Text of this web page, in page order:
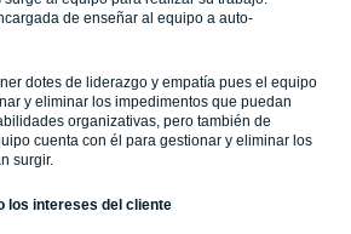
de enseñar al equipo a auto-
dotes de liderazgo y empatía pues el equipo
y eliminar los impedimentos que puedan
organizativas, pero también de
cuenta con él para gestionar y eliminar los
surgir.
los intereses del cliente